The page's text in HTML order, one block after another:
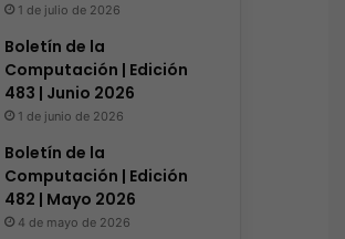
1 de julio de 2026
Boletín de la
Computación | Edición
483 | Junio 2026
1 de junio de 2026
Boletín de la
Computación | Edición
482 | Mayo 2026
4 de mayo de 2026